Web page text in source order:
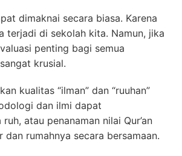
dimaknai secara biasa. Karena
terjadi di sekolah kita. Namun, jika
penting bagi semua
krusial.
kualitas “ilman” dan “ruuhan”
dan ilmi dapat
atau penanaman nilai Qur’an
rumahnya secara bersamaan.